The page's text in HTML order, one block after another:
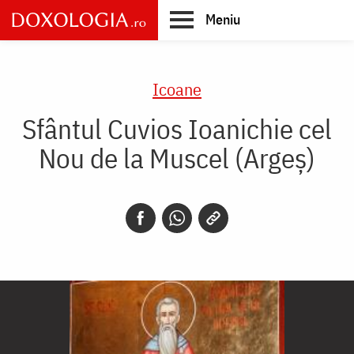
Skip
to
main
Meniu
Icoane
Sfântul Cuvios Ioanichie cel
Nou de la Muscel (Argeș)